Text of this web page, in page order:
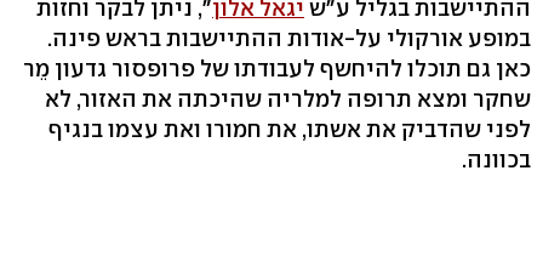
ההתיישבות בגליל ע"ש יגאל אלון", ניתן לבקר וחזות
במופע אורקולי על-אודות ההתיישבות בראש פינה.
כאן גם תוכלו להיחשף לעבודתו של פרופסור גדעון מֵר
שחקר ומצא תרופה למלריה שהיכתה את האזור, לא
לפני שהדביק את אשתו, את חמורו ואת עצמו בנגיף
בכוונה.